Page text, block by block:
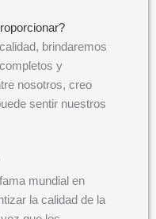
brindaremos
y
nosotros, creo
sentir nuestros
mundial en
la calidad de la